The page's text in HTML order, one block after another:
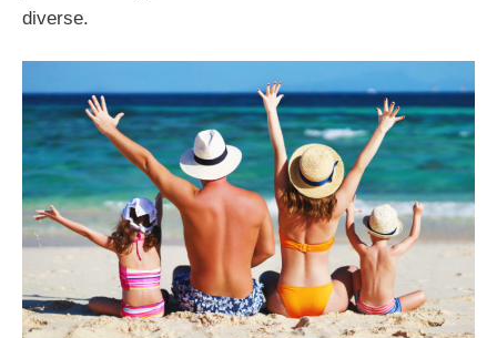
diverse.